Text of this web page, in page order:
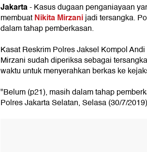
Jakarta- Kasus dugaan penganiayaan
membuatNikita Mirzanijadi tersangka.
dalam tahap pemberkasan.
Kasat Reskrim Polres Jaksel Kompol
Mirzani sudah diperiksa sebagai
waktu untuk menyerahkan berkas ke
"Belum (p21), masih dalam tahap
Polres Jakarta Selatan, Selasa (30/7/